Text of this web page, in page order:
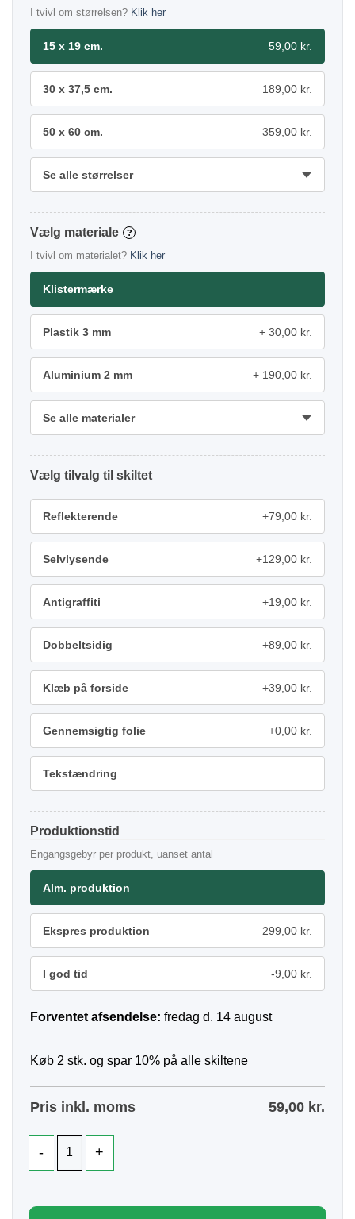
I tvivl om størrelsen? Klik her
15 x 19 cm. 59,00 kr.
30 x 37,5 cm. 189,00 kr.
50 x 60 cm. 359,00 kr.
Se alle størrelser
materiale ?
I tvivl om materialet? Klik her
Klistermærke
Plastik 3 mm 30,00 kr.
Aluminium 2 mm 190,00 kr.
Se alle materialer
tilvalg
Reflekterende +79,00 kr.
Selvlysende +129,00 kr.
Antigraffiti +19,00 kr.
Dobbeltsidig +89,00 kr.
Klæb på forside +39,00 kr.
Gennemsigtig folie +0,00 kr.
Tekstændring
Produktionstid
Engangsgebyr per produkt, uanset antal
Alm. produktion
Ekspres produktion 299,00 kr.
I god tid -9,00 kr.
Forventet afsendelse: fredag d. 14 august
Køb 2 stk. og spar 10% på alle skiltene
Pris inkl. moms 59,00 kr.